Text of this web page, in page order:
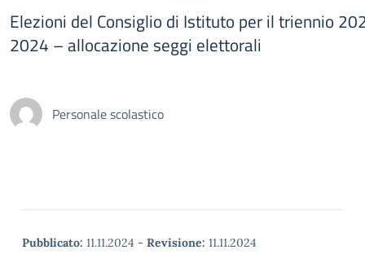
Elezioni del Consiglio di Istituto per il triennio
2024 – allocazione seggi elettorali
Personale scolastico
Pubblicato: 11.11.2024 - Revisione: 11.11.2024